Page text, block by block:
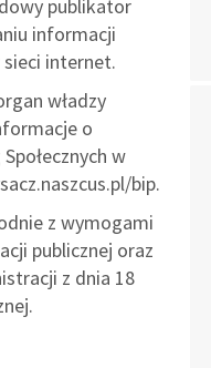
publikator
informacji
internet.
władzy
o
w
bip.
z wymogami
publicznej oraz
z dnia 18